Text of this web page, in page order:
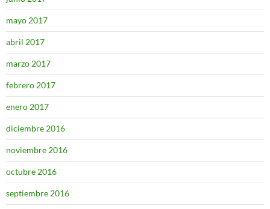
mayo 2017
abril 2017
marzo 2017
febrero 2017
enero 2017
diciembre 2016
noviembre 2016
octubre 2016
septiembre 2016